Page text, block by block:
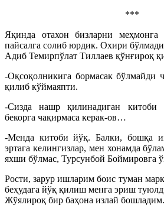
***
Яқинда отахон бизларни
пайсалга солиб юрдик. Охири
Адиб Темирпўлат Тиллаев қўнғироқ
-Оқсоқолникига бормасак бўлмайди
қилиб кўймаяпти.
-Сизда нашр қилинадиган китоби
бекорга чақирмаса керак-ов…
-Менда китоби йўқ. Балки, бошқа
эртага келингизлар, мен хонамда
яхши бўлмас, Турсунбой Боймировга
Рости, зарур ишларим боис туман
беҳудага йўқ қилиш менга эриш
Жўялироқ бир баҳона излай бошладим.